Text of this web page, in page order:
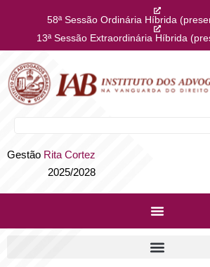
58ª Sessão Ordinária Híbrida
13ª Sessão Extraordinária Híbrida
Gestão Rita Cortez
2025/2028